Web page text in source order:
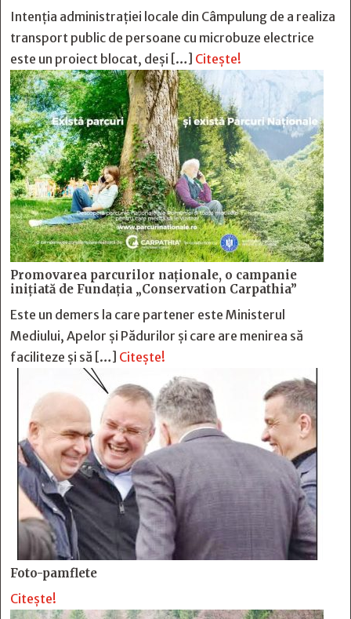
Intenția administrației locale din Câmpulung de a realiza
transport public de persoane cu microbuze electrice
este un proiect blocat, deși […] Citește!
Promovarea parcurilor naționale, o campanie
inițiată de Fundația „Conservation Carpathia”
Este un demers la care partener este Ministerul
Mediului, Apelor și Pădurilor și care are menirea să
faciliteze și să […] Citește!
Foto-pamflete
Citește!